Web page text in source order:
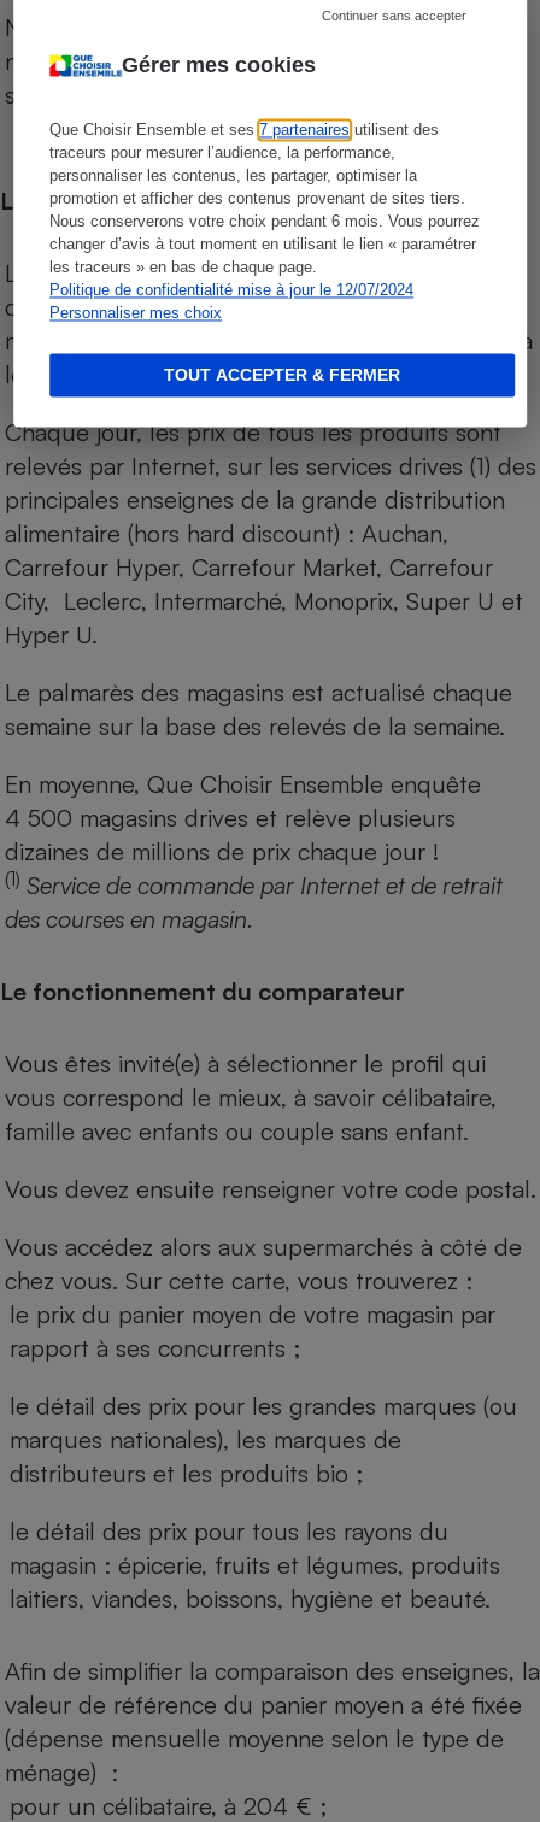
Gérer mes cookies
Que Choisir Ensemble et ses7 partenaires utilisent des
traceurs pour mesurer l’audience, la performance,
personnaliser les contenus, les partager, optimiser la
promotion et afficher des contenus provenant de sites tiers.
Nous conserverons votre choix pendant 6 mois. Vous pourrez
changer d’avis à tout moment en utilisant le lien « paramétrer
les traceurs » en bas de chaque page.
Politique de confidentialité mise à jour le 12/07/2024
Personnaliser mes choix
Continuer sans accepter
TOUT ACCEPTER & FERMER
Notre comparateur de supermarchés propose le
niveau de prix des supermarchés, géolocalisés
sur le territoire français.
Les comparaisons de prix
Les comparaisons sont réalisées sur l’ensemble
des produits des magasins. Les produits de
marques de distributeurs (MDD) sont comparés à
leurs équivalents chez leurs concurrents.
Chaque jour, les prix de tous les produits sont
relevés par Internet, sur les services drives (1) des
principales enseignes de la grande distribution
alimentaire (hors hard discount) : Auchan,
Carrefour Hyper, Carrefour Market, Carrefour
City, Leclerc, Intermarché, Monoprix, Super U et
Hyper U.
Le palmarès des magasins est actualisé chaque
semaine sur la base des relevés de la semaine.
En moyenne, Que Choisir Ensemble enquête
4 500 magasins drives et relève plusieurs
dizaines de millions de prix chaque jour !
(1) Service de commande par Internet et de retrait
des courses en magasin.
Le fonctionnement du comparateur
Vous êtes invité(e) à sélectionner le profil qui
vous correspond le mieux, à savoir célibataire,
famille avec enfants ou couple sans enfant.
Vous devez ensuite renseigner votre code postal.
Vous accédez alors aux supermarchés à côté de
chez vous. Sur cette carte, vous trouverez :
le prix du panier moyen de votre magasin par
rapport à ses concurrents ;
le détail des prix pour les grandes marques (ou
marques nationales), les marques de
distributeurs et les produits bio ;
le détail des prix pour tous les rayons du
magasin : épicerie, fruits et légumes, produits
laitiers, viandes, boissons, hygiène et beauté.
Afin de simplifier la comparaison des enseignes, la
valeur de référence du panier moyen a été fixée
(dépense mensuelle moyenne selon le type de
ménage) :
pour un célibataire, à 204 € ;